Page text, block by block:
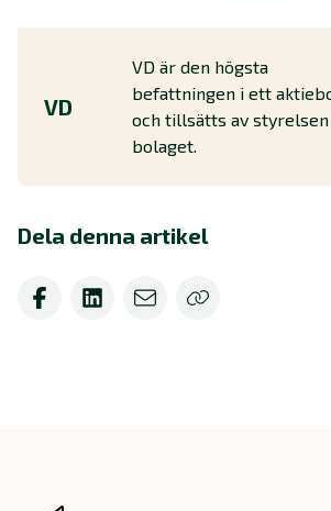
VD
VD är den högsta
befattningen i ett
och tillsätts av
bolaget.
Dela denna artikel